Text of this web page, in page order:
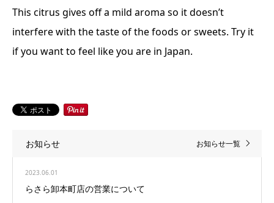
This citrus gives off a mild aroma so it doesn’t
interfere with the taste of the foods or sweets. Try it
if you want to feel like you are in Japan.
お知らせ お知らせ一覧
2023.06.01
らさら卸本町店の営業について